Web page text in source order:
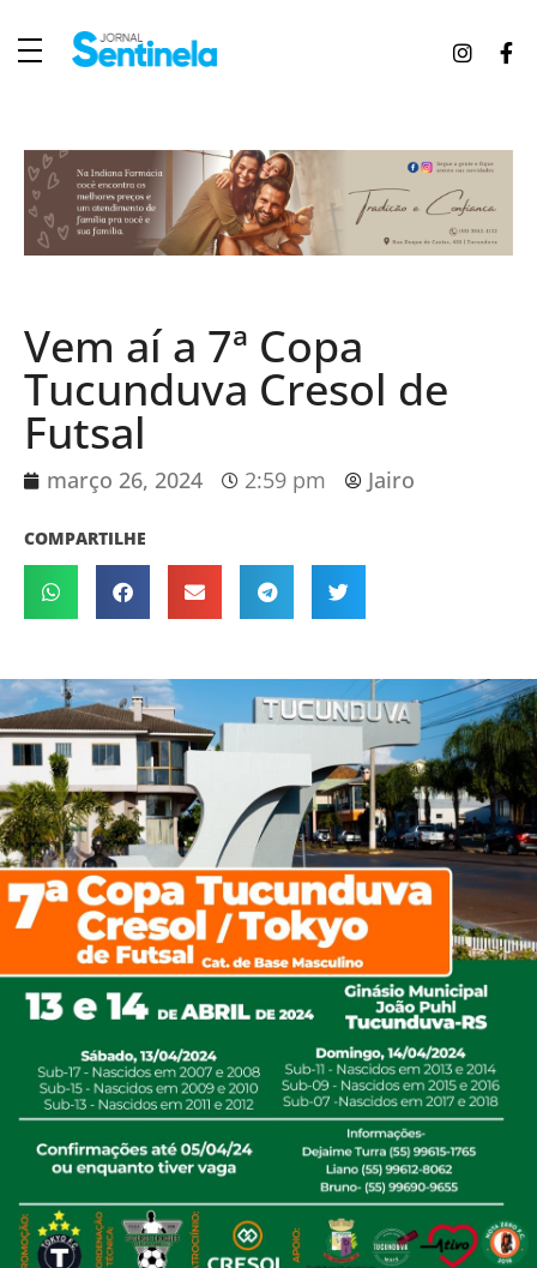
Vem aí a 7ª Copa
Tucunduva Cresol de
Futsal
março 26, 2024 2:59 pm Jairo
COMPARTILHE